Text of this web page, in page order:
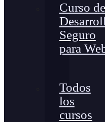
Curso de
Seguro
para
Todos
los
cursos